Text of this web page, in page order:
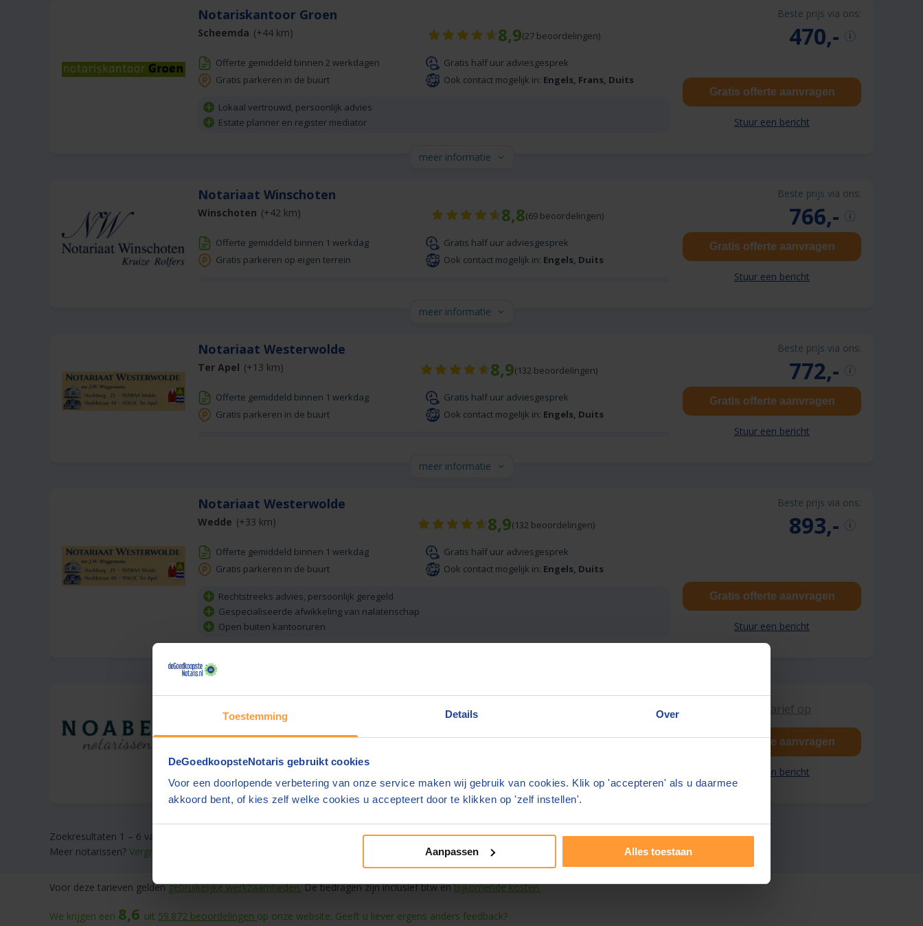
Toestemming Details Over
DeGoedkoopsteNotaris gebruikt cookies
Voor een doorlopende verbetering van onze service maken wij gebruik van cookies. Klik op 'accepteren' als u daarmee
akkoord bent, of kies zelf welke cookies u accepteert door te klikken op 'zelf instellen'.
Aanpassen Alles toestaan
Beste prijs via ons:
470,-
Notariskantoor Groen
8,9(27beoordelingen)
Scheemda (+44 km)
Offerte gemiddeld binnen 2 werkdagen
Gratis half uur adviesgesprek
Gratis parkeren in de buurt
Ook contact mogelijk in: Engels, Frans, Duits
Lokaal vertrouwd, persoonlijk advies
Estate planner en register mediator
Gratis offerte aanvragen
Stuur een bericht
meer informatie
Beste prijs via ons:
766,-
Notariaat Winschoten
8,8(69 beoordelingen)
Winschoten (+42 km)
Offerte gemiddeld binnen 1 werkdag
Gratis half uur adviesgesprek
Gratis parkeren op eigen terrein
Ook contact mogelijk in: Engels, Duits
Gratis offerte aanvragen
Stuur een bericht
meer informatie
Beste prijs via ons:
772,-
Notariaat Westerwolde
8,9(132 beoordelingen)
Ter Apel (+13 km)
Offerte gemiddeld binnen 1 werkdag
Gratis half uur adviesgesprek
Gratis parkeren in de buurt
Ook contact mogelijk in: Engels, Duits
Gratis offerte aanvragen
Stuur een bericht
meer informatie
Beste prijs via ons:
893,-
Notariaat Westerwolde
8,9(132 beoordelingen)
Wedde (+33 km)
Offerte gemiddeld binnen 1 werkdag
Gratis half uur adviesgesprek
Gratis parkeren in de buurt
Ook contact mogelijk in: Engels, Duits
Rechtstreeks advies, persoonlijk geregeld
Gespecialiseerde afwikkeling van nalatenschap
Open buiten kantooruren
Gratis offerte aanvragen
Stuur een bericht
Vraag tarief op
Noaber notarissen
9,1
Vriezenveen (+46 km)
Gratis offerte aanvragen
Stuur een bericht
meer informatie
Zoekresultaten 1 – 6 van 6
Meer notarissen? Vergroot de straal.
Voor deze tarieven geldengebruikelijke werkzaamheden.De bedragen zijn inclusief btw enbijkomende kosten.
We krijgen een 8,6 uit 59.872 beoordelingen op onze website. Geeft u liever ergens anders feedback?